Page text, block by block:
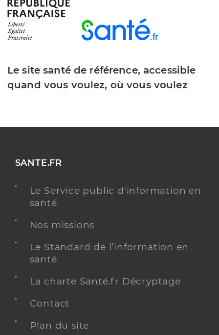
Le site santé de référence, accessible
quand vous voulez, où vous voulez
SANTE.FR
Le Service public d'information en
santé
Nos missions
Le Standard de l’information en
santé
La charte Santé.fr Décryptage
Contact
Plan du site